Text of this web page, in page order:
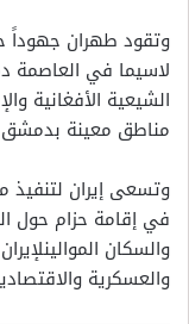
وتقود طهران جهوداً
لاسيما في العاصمة
الشيعية الأفغانية
مناطق معينة بدمشق
وتسعى إيران
في إقامة حزام حول
والسكان
والعسكرية